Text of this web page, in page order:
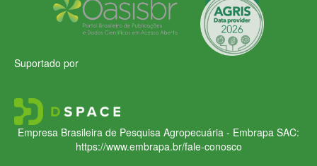
Suportado por
Empresa Brasileira de Pesquisa Agropecuária - Embrapa SAC:
https://www.embrapa.br/fale-conosco